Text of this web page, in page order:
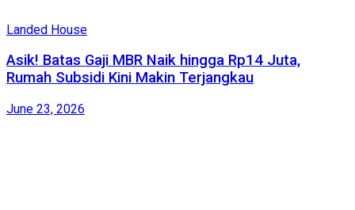
Landed House
Asik! Batas Gaji MBR Naik hingga Rp14 Juta,
Rumah Subsidi Kini Makin Terjangkau
June 23, 2026